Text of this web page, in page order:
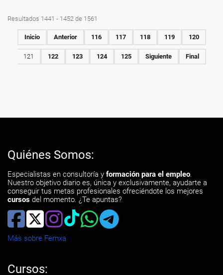
Resultados 1441 - 1452 de 1561
Inicio Anterior 116 117 118 119 120
121 122 123 124 125 Siguiente Final
Quiénes Somos:
Especialistas en consultoría y formación para el empleo.
Nuestro objetivo diario es, única y exclusivamente, ayudarte a
conseguir tus metas profesionales ofreciéndote los mejores
cursos del momento. ¿Te apuntas?
Más sobre Femxa
Cursos: